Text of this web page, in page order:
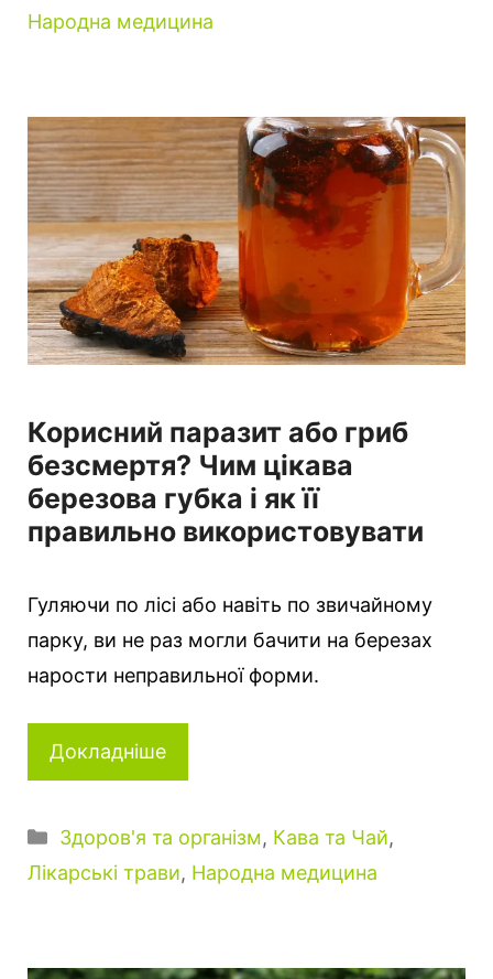
Народна медицина
Корисний паразит або гриб
безсмертя? Чим цікава
березова губка і як її
правильно використовувати
Гуляючи по лісі або навіть по звичайному
парку, ви не раз могли бачити на березах
нарости неправильної форми.
Докладніше
Категорії
Здоров'я та організм, Кава та Чай,
Лікарські трави, Народна медицина